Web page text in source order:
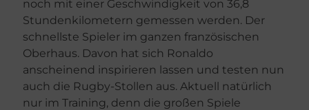
noch mit einer Geschwindigkeit von 36,8
Stundenkilometern gemessen werden. Der
schnellste Spieler im ganzen französischen
Oberhaus. Davon hat sich Ronaldo
anscheinend inspirieren lassen und testen nun
auch die Rugby-Stollen aus. Aktuell natürlich
nur im Training, denn die großen Spiele